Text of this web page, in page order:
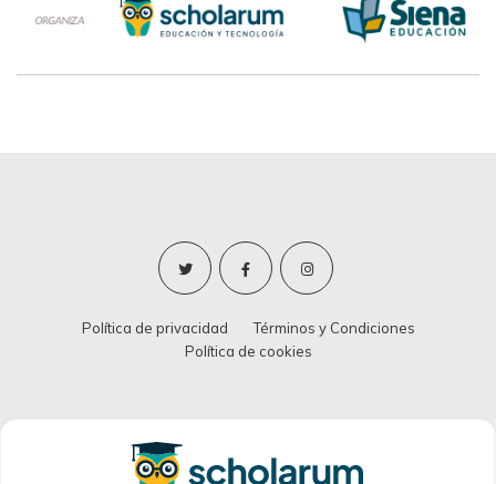
Política de privacidad
Términos y Condiciones
Política de cookies